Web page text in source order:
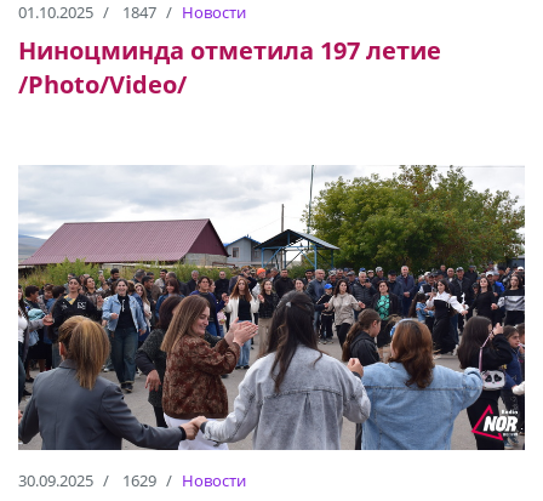
01.10.2025 1847 Новости
Ниноцминда отметила 197 летие
/Photo/Video/
30.09.2025 1629 Новости